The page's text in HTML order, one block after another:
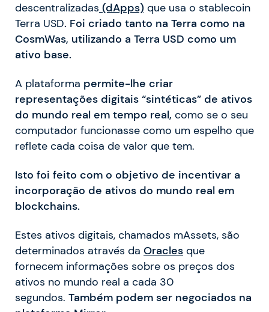
descentralizadas (dApps) que usa o stablecoin
Terra USD. Foi criado tanto na Terra como na
CosmWas, utilizando a Terra USD como um
ativo base.
A plataforma permite-lhe criar
representações digitais “sintéticas” de ativos
do mundo real em tempo real, como se o seu
computador funcionasse como um espelho que
reflete cada coisa de valor que tem.
Isto foi feito com o objetivo de incentivar a
incorporação de ativos do mundo real em
blockchains.
Estes ativos digitais, chamados mAssets, são
determinados através da Oracles que
fornecem informações sobre os preços dos
ativos no mundo real a cada 30
segundos. Também podem ser negociados na